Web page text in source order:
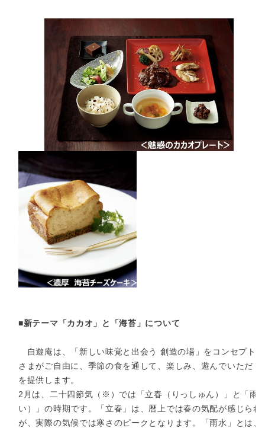
■新テーマ「カカオ」と「海苔」について
自遊庵は、「新しい味覚と出会う 創造の場」をコンセプト
さまがご自由に、季節の食を通して、楽しみ、遊んでいただく
を提供します。
2月は、二十四節気（※）では「立春（りっしゅん）」と「雨
い）」の時期です。「立春」は、暦上では春の気配が感じられ
が、実際の気候では寒さのピークとなります。「雨水」とは、